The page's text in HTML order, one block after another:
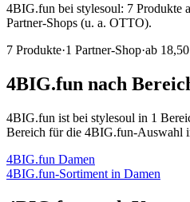
4BIG.fun bei stylesoul: 7 Produkte
Partner-Shops (u. a. OTTO).
7 Produkte·1 Partner-Shop·ab
4BIG.fun nach
4BIG.fun ist bei stylesoul in 1
Bereich für die 4BIG.fun-Auswahl
4BIG.fun Damen
4BIG.fun-Sortiment in Damen